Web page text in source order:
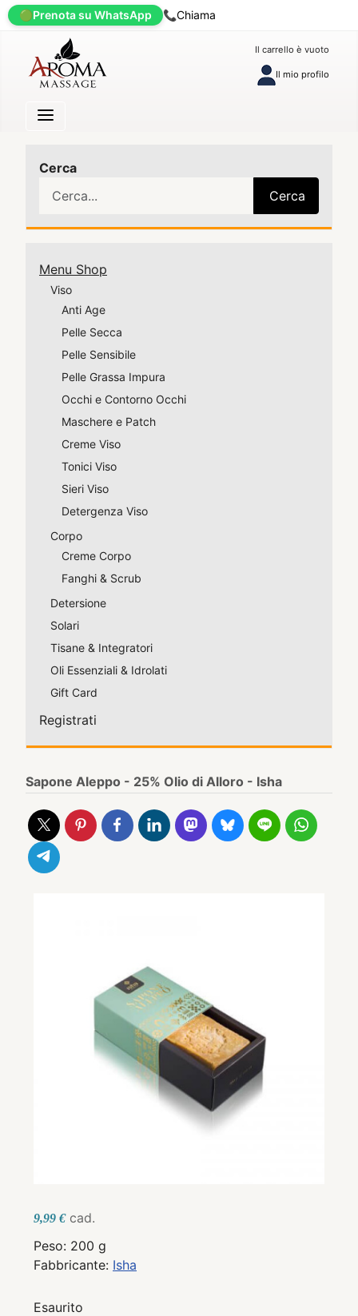
🟢Prenota su WhatsApp 📞Chiama
Il carrello è vuoto
Il mio profilo
Cerca
Cerca
Menu Shop
Viso
Anti Age
Pelle Secca
Pelle Sensibile
Pelle Grassa Impura
Occhi e Contorno Occhi
Maschere e Patch
Creme Viso
Tonici Viso
Sieri Viso
Detergenza Viso
Corpo
Creme Corpo
Fanghi & Scrub
Detersione
Solari
Tisane & Integratori
Oli Essenziali & Idrolati
Gift Card
Registrati
Sapone Aleppo - 25% Olio di Alloro - Isha
9,99 € cad.
Peso: 200 g
Fabbricante: Isha
Esaurito